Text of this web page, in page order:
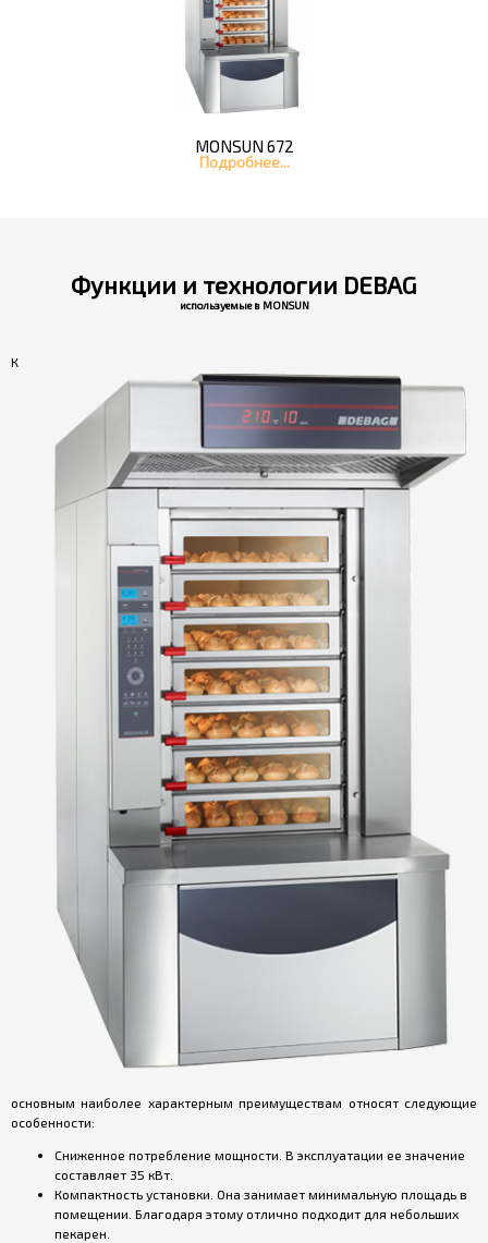
MONSUN 672
Подробнее...
Функции и технологии DEBAG
используемые в MONSUN
К
основным наиболее характерным преимуществам относят следующие
особенности:
Сниженное потребление мощности. В эксплуатации ее значение
составляет 35 кВт.
Компактность установки. Она занимает минимальную площадь в
помещении. Благодаря этому отлично подходит для небольших
пекарен.